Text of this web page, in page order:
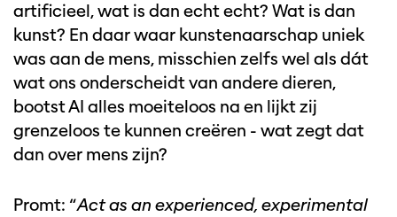
artificieel, wat is dan echt echt? Wat is dan
kunst? En daar waar kunstenaarschap uniek
was aan de mens, misschien zelfs wel als dát
wat ons onderscheidt van andere dieren,
bootst AI alles moeiteloos na en lijkt zij
grenzeloos te kunnen creëren - wat zegt dat
dan over mens zijn?
Promt: “Act as an experienced, experimental